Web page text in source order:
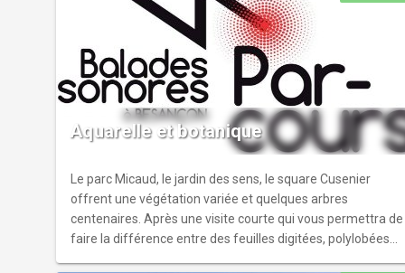
Aquarelle et botanique
Le parc Micaud, le jardin des sens, le square Cusenier
offrent une végétation variée et quelques arbres
centenaires. Après une visite courte qui vous permettra de
faire la différence entre des feuilles digitées, polylobées…